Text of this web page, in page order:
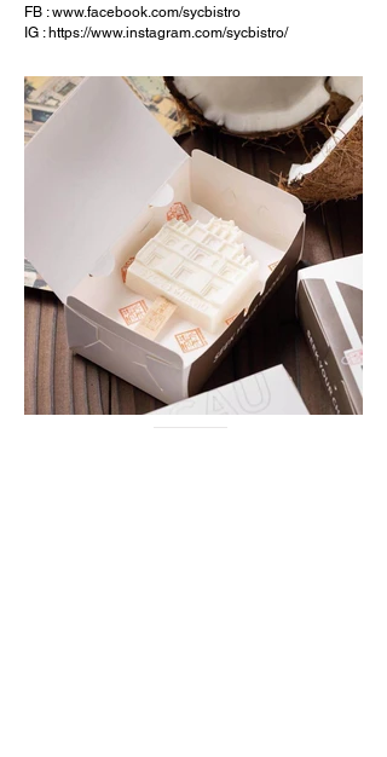
FB : www.facebook.com/sycbistro
IG : https://www.instagram.com/sycbistro/